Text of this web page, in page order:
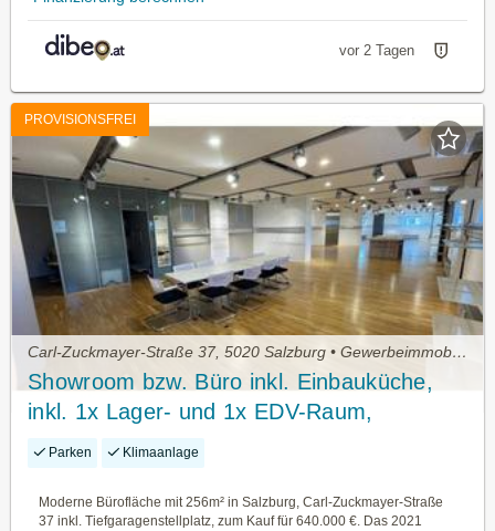
vor 2 Tagen
PROVISIONSFREI
Carl-Zuckmayer-Straße 37, 5020 Salzburg • Gewerbeimmobilie kaufen
Showroom bzw. Büro inkl. Einbauküche,
inkl. 1x Lager- und 1x EDV-Raum,
barrierefrei, klimatisiert
Parken Klimaanlage
Moderne Bürofläche mit 256m² in Salzburg, Carl-Zuckmayer-Straße
37 inkl. Tiefgaragenstellplatz, zum Kauf für 640.000 €. Das 2021